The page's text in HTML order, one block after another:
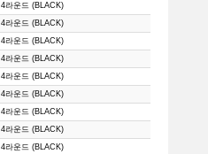
4라운드 (BLACK)
4라운드 (BLACK)
4라운드 (BLACK)
4라운드 (BLACK)
4라운드 (BLACK)
4라운드 (BLACK)
4라운드 (BLACK)
4라운드 (BLACK)
4라운드 (BLACK)